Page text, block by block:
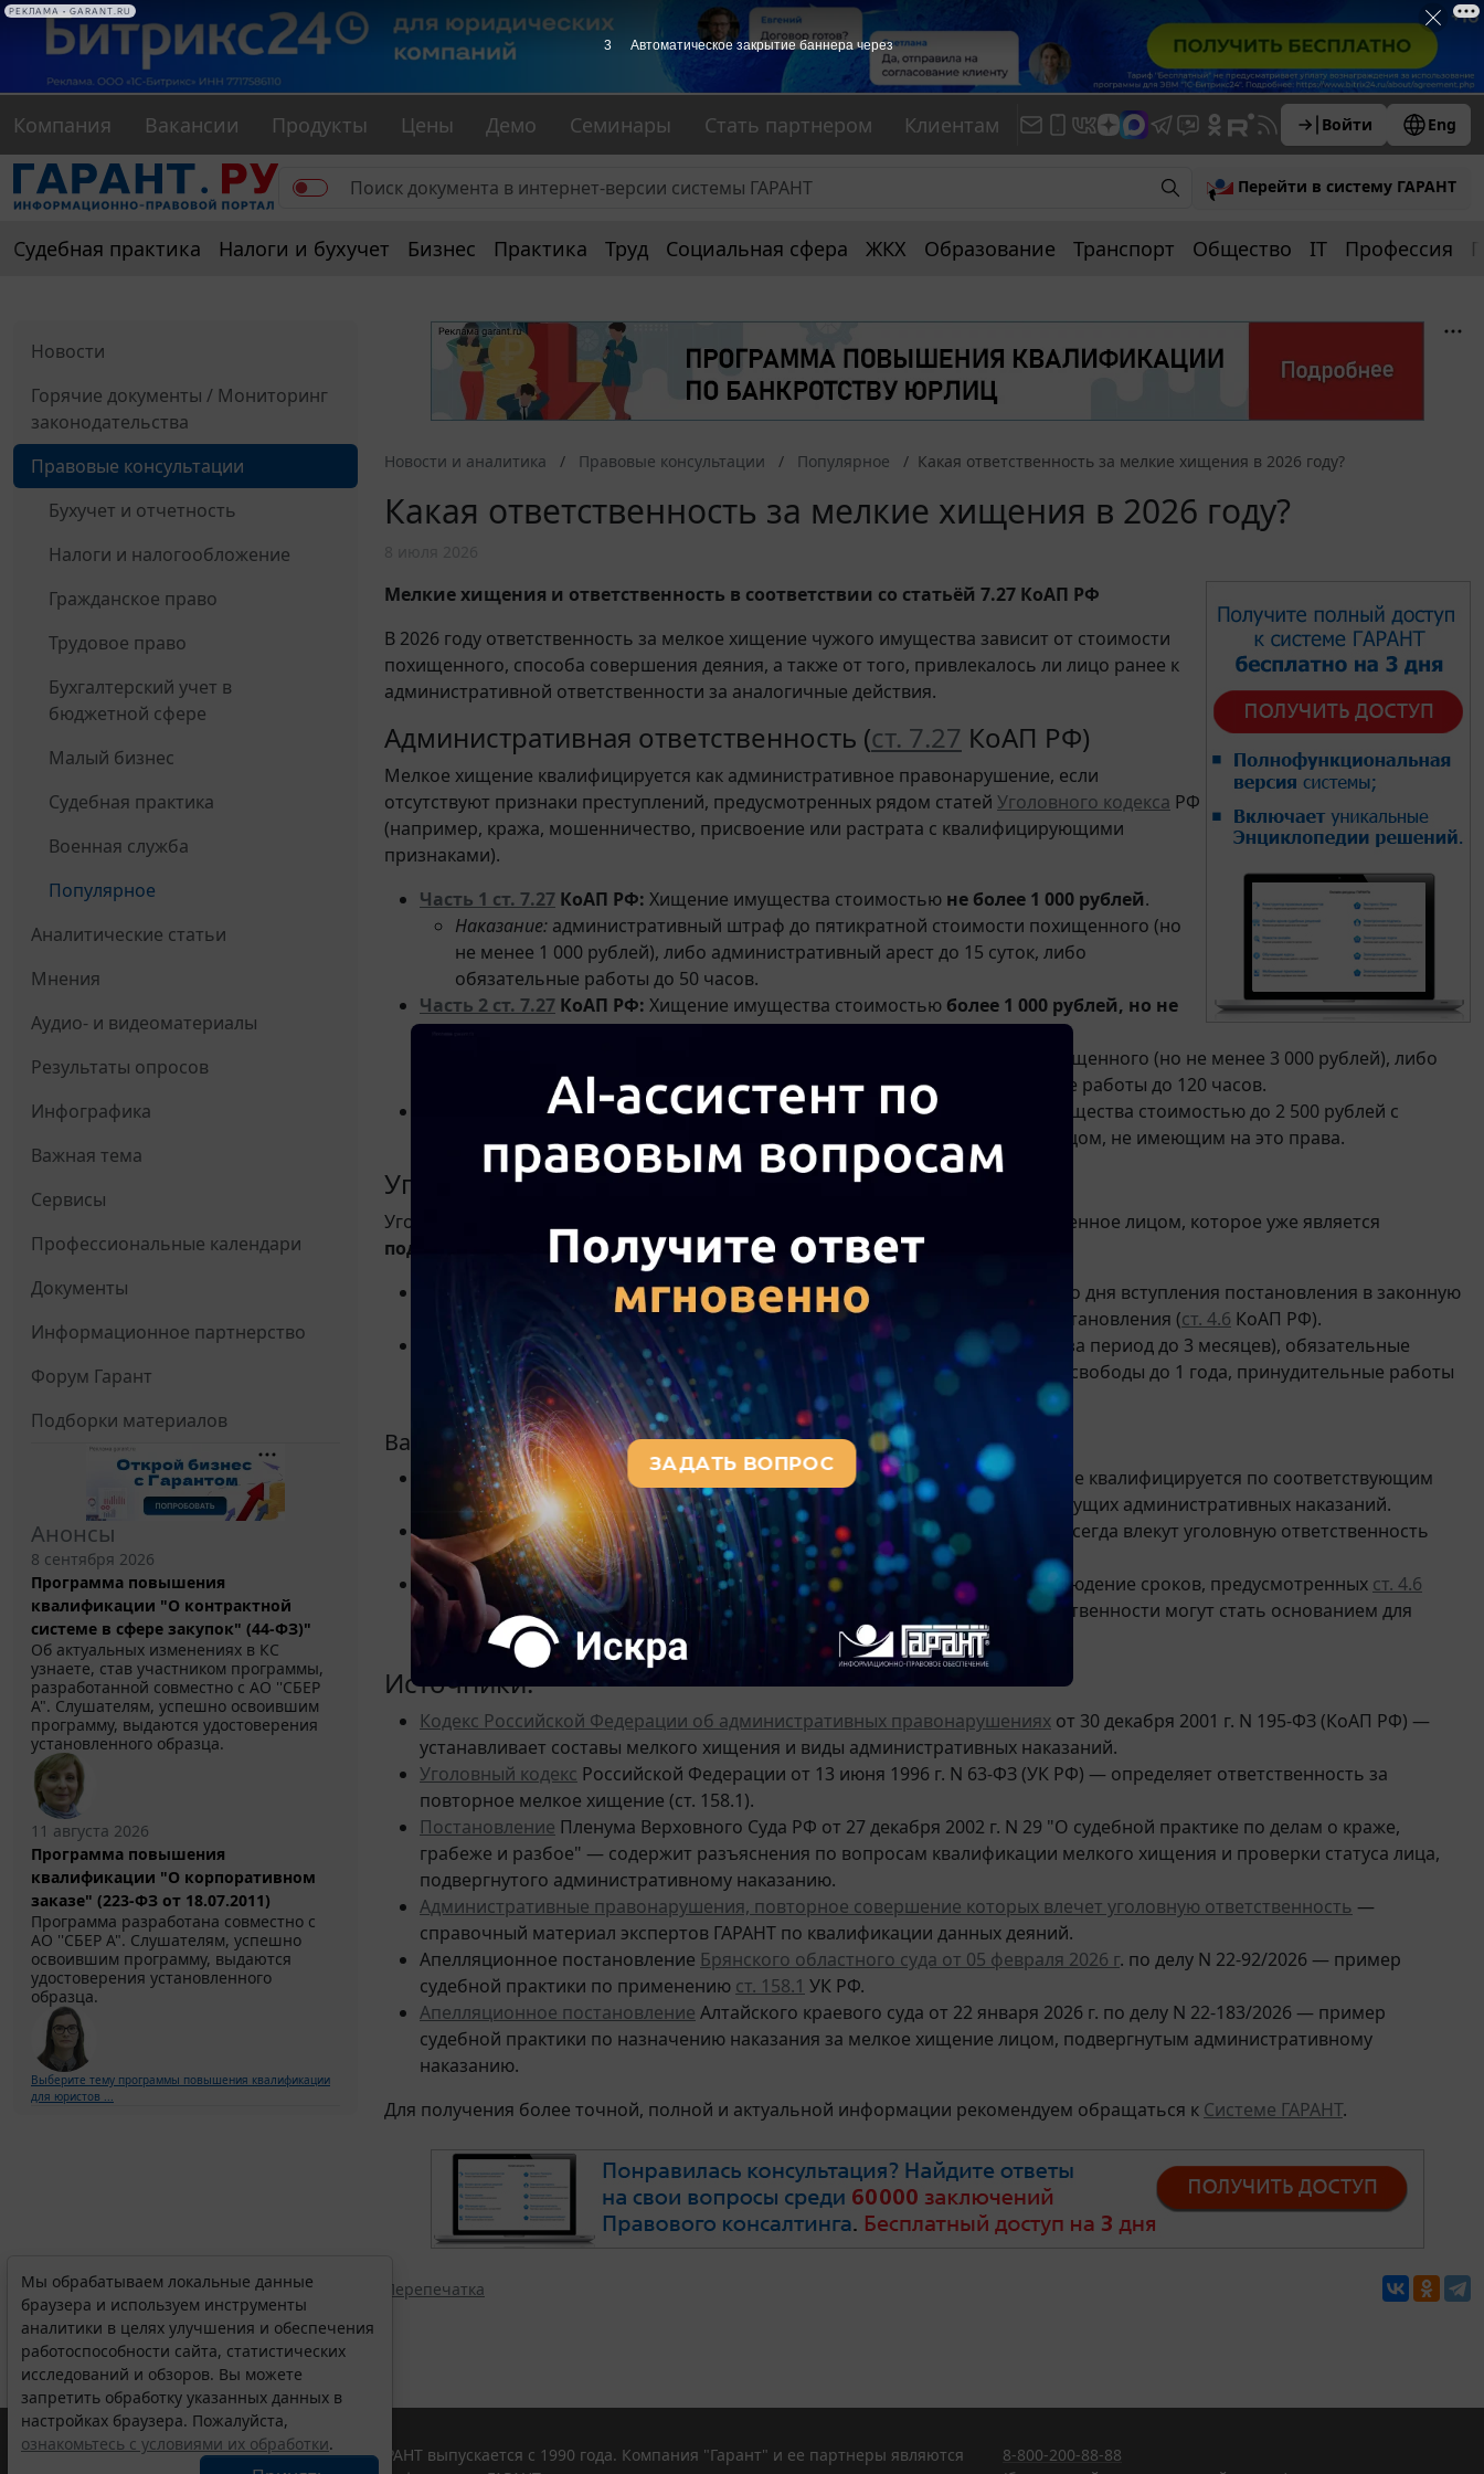
Компания Вакансии Продукты Цены Демо Семинары Стать партнером Клиентам Войти Eng
Перейти в систему ГАРАНТ
Судебная практика Налоги и бухучет Бизнес Практика Труд Социальная сфера ЖКХ Образование Транспорт Общество IT Профессия
Новости
Горячие документы / Мониторинг
законодательства
Правовые консультации
Бухучет и отчетность
Налоги и налогообложение
Гражданское право
Трудовое право
Бухгалтерский учет в
бюджетной сфере
Малый бизнес
Судебная практика
Военная служба
Популярное
Аналитические статьи
Мнения
Аудио- и видеоматериалы
Результаты опросов
Инфографика
Важная тема
Сервисы
Профессиональные календари
Документы
Информационное партнерство
Форум Гарант
Подборки материалов
Анонсы
8 сентября 2026
Программа повышения
квалификации "О контрактной
системе в сфере закупок" (44-ФЗ)"
Об актуальных изменениях в КС
узнаете, став участником программы,
разработанной совместно с АО ''СБЕР
А". Слушателям, успешно освоившим
программу, выдаются удостоверения
установленного образца.
11 августа 2026
Программа повышения
квалификации "О корпоративном
заказе" (223-ФЗ от 18.07.2011)
Программа разработана совместно с
АО ''СБЕР А". Слушателям, успешно
освоившим программу, выдаются
удостоверения установленного
образца.
Выберите тему программы повышения квалификации
для юристов ...
Новости и аналитика Правовые консультации Популярное Какая ответственность за мелкие хищения в 2026 году?
Какая ответственность за мелкие хищения в 2026 году?
Мелкие хищения и ответственность в соответствии со статьёй 7.27 КоАП РФ
В 2026 году ответственность за мелкое хищение чужого имущества зависит от стоимости
похищенного, способа совершения деяния, а также от того, привлекалось ли лицо ранее к
административной ответственности за аналогичные действия.
Административная ответственность (ст. 7.27 КоАП РФ)
Мелкое хищение квалифицируется как административное правонарушение, если
отсутствуют признаки преступлений, предусмотренных рядом статей Уголовного кодекса РФ
(например, кража, мошенничество, присвоение или растрата с квалифицирующими
признаками).
Часть 1 ст. 7.27 КоАП РФ: Хищение имущества стоимостью не более 1 000 рублей.
Наказание: административный штраф до пятикратной стоимости похищенного (но
не менее 1 000 рублей), либо административный арест до 15 суток, либо
обязательные работы до 50 часов.
Часть 2 ст. 7.27 КоАП РФ: Хищение имущества стоимостью более 1 000 рублей, но не
более 2 500 рублей.
административный штраф до пятикратной стоимости похищенного (но не менее 3 000 рублей), либо
административный арест на срок от 10 до 15 суток, либо обязательные работы до 120 часов.
Часть 3 ст. 7.27КоАП РФ: Специальный состав, касающийся хищения имущества стоимостью до 2 500 рублей с
использованием ящика для сбора благотворительных пожертвований лицом, не имеющим на это права.
Уголовная ответственность ( ст. 158.1УК РФ)
Уголовная ответственность наступает за повторное мелкое хищение, совершенное лицом, которое уже является
подвергнутым административному наказаниюпоч. 2 ст. 7.27
Лицо считается подвергнутым административному наказанию со дня вступления постановления в законную
силу до истечения одного года со дня окончания исполнения данного постановления (ст. 4.6 КоАП РФ).
Наказание:Штраф до 40 000 рублей (или в размере дохода осужденного за период до 3 месяцев), обязательные
работы до 180 часов, исправительные работы до 6 месяцев, ограничение свободы до 1 года, принудительные работы
до 1 года, арест до 2 месяцев либо лишение свободы на срок до 1 года.
Важные примечания:
Если стоимость похищенного имуществапревышает 2 500 рублей, деяние квалифицируется по соответствующим
статьям УК РФ (например, ст. 158 «Кража») независимо от наличия предыдущих административных наказаний.
Грабеж и разбой не могут быть квалифицированы как мелкое хищение и всегда влекут уголовную ответственность
независимо от суммы ущерба.
При рассмотрении дел по ст. 158.1УК РФ суды тщательно проверяют соблюдение сроков, предусмотренных ст. 4.6
КоАП РФ, так как ошибки в датах привлечения к административной ответственности могут стать основанием для
возвращения уголовного дела прокурору.
Источники:
Кодекс Российской Федерации об административных правонарушениях от 30 декабря 2001 г. N 195-ФЗ (КоАП РФ) —
устанавливает составы мелкого хищения и виды административных наказаний.
Уголовный кодекс Российской Федерации от 13 июня 1996 г. N 63-ФЗ (УК РФ) — определяет ответственность за
повторное мелкое хищение (ст. 158.1).
Постановление Пленума Верховного Суда РФ от 27 декабря 2002 г. N 29 "О судебной практике по делам о краже,
грабеже и разбое" — содержит разъяснения по вопросам квалификации мелкого хищения и проверки статуса лица,
подвергнутого административному наказанию.
Административные правонарушения, повторное совершение которых влечет уголовную ответственность —
справочный материал экспертов ГАРАНТ по квалификации данных деяний.
Апелляционное постановление Брянского областного суда от 05 февраля 2026 г. по делу N 22-92/2026 — пример
судебной практики по применению ст. 158.1 УК РФ.
Апелляционное постановление Алтайского краевого суда от 22 января 2026 г. по делу N 22-183/2026 — пример
судебной практики по назначению наказания за мелкое хищение лицом, подвергнутым административному
наказанию.
Для получения более точной, полной и актуальной информации рекомендуем обращаться к Системе ГАРАНТ.
Перепечатка
Мы обрабатываем локальные данные
браузера и используем инструменты
аналитики в целях улучшения и обеспечения
работоспособности сайта, статистических
исследований и обзоров. Вы можете
запретить обработку указанных данных в
настройках браузера. Пожалуйста,
ознакомьтесь с условиями их обработки.
© ООО "НПП "ГАРАНТ-СЕРВИС", 2026. Система ГАРАНТ выпускается с 1990 года. Компания "Гарант" и ее партнеры являются
8-800-200-88-88
2 Автоматическое закрытие баннера через
РЕКЛАМА • GARANT.RU